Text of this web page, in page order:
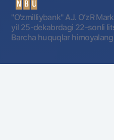
"O'zmilliybank" AJ. OʻzR
yil 25-dekabrdagi 22-sonli
Barcha huquqlar